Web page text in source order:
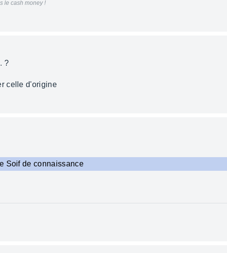
le cash money !
?
celle d'origine
Soif de connaissance